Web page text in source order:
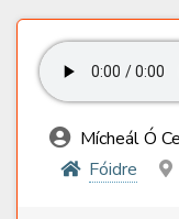
Mícheál Ó
Fóidre